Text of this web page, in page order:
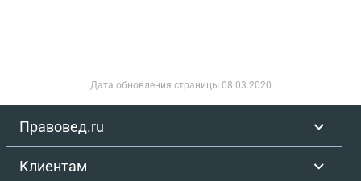
Дата обновления страницы 08.03.2020
Правовед.ru
Клиентам